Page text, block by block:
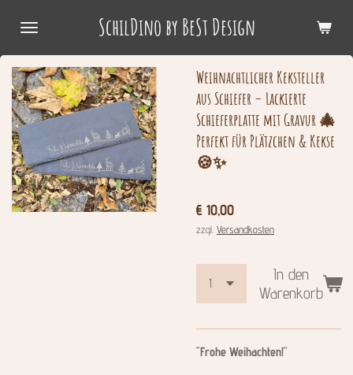
Hauptinhalt
springen
SchilDino by BeSt Design
Weihnachtlicher Keksteller
aus Schiefer – Lackierte
Schieferplatte mit Gravur 🎄
Perfekt für Plätzchen & Kekse
🍪✨
€ 10,00
zzgl. Versandkosten
In den
Warenkorb
"Frohe Weihachten!"